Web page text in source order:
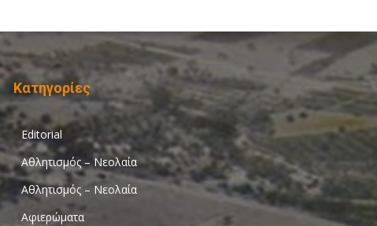
Κατηγορίες
Editorial
Αθλητισμός – Νεολαία
Αθλητισμός – Νεολαία
Αφιερώματα